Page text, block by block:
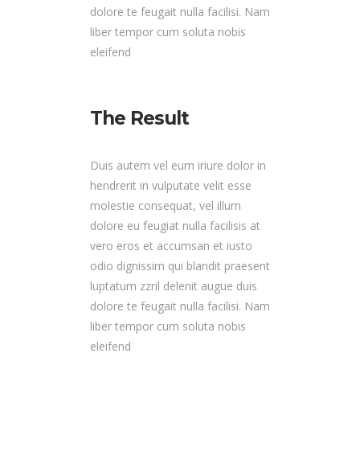
dolore te feugait nulla facilisi. Nam
liber tempor cum soluta nobis
eleifend
The Result
Duis autem vel eum iriure dolor in
hendrerit in vulputate velit esse
molestie consequat, vel illum
dolore eu feugiat nulla facilisis at
vero eros et accumsan et iusto
odio dignissim qui blandit praesent
luptatum zzril delenit augue duis
dolore te feugait nulla facilisi. Nam
liber tempor cum soluta nobis
eleifend